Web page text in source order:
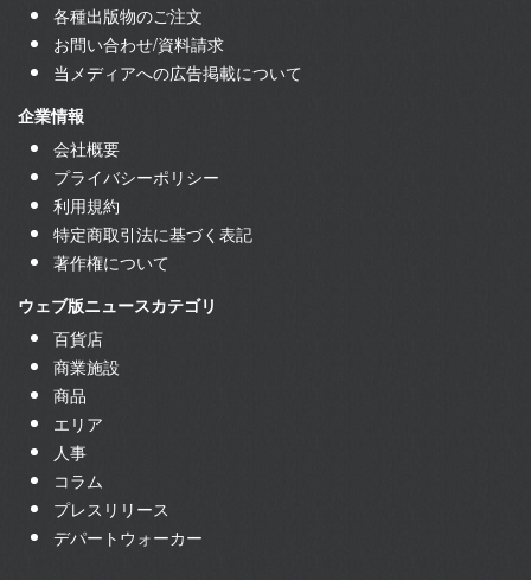
各種出版物のご注文
お問い合わせ/資料請求
当メディアへの広告掲載について
企業情報
会社概要
プライバシーポリシー
利用規約
特定商取引法に基づく表記
著作権について
ウェブ版ニュースカテゴリ
百貨店
商業施設
商品
エリア
人事
コラム
プレスリリース
デパートウォーカー